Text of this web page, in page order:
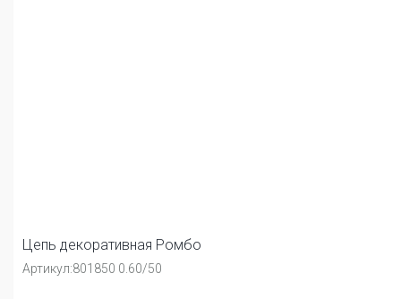
Цепь декоративная Ромбо
Артикул:801850 0.60/50